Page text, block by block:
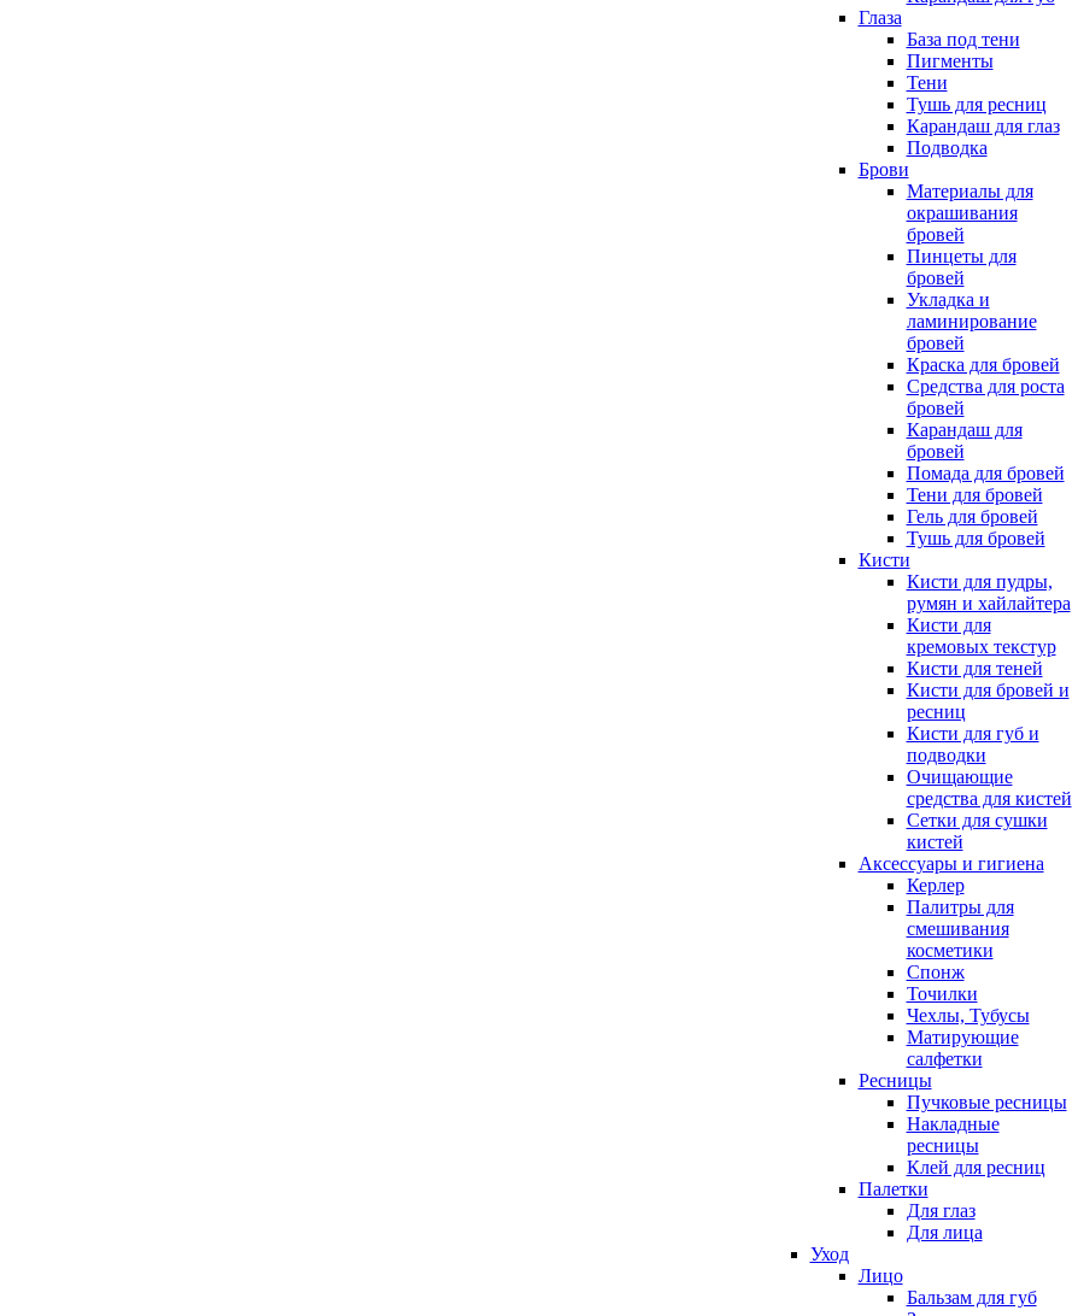
Глаза
База под тени
Пигменты
Тени
Тушь для ресниц
Карандаш для глаз
Подводка
Брови
Материалы для
окрашивания
бровей
Пинцеты для
бровей
Укладка и
ламинирование
бровей
Краска для бровей
Средства для роста
бровей
Карандаш для
бровей
Помада для бровей
Тени для бровей
Гель для бровей
Тушь для бровей
Кисти
Кисти для пудры,
румян и хайлайтера
Кисти для
кремовых текстур
Кисти для теней
Кисти для бровей и
ресниц
Кисти для губ и
подводки
Очищающие
средства для кистей
Сетки для сушки
кистей
Аксессуары и гигиена
Керлер
Палитры для
смешивания
косметики
Спонж
Точилки
Чехлы, Тубусы
Матирующие
салфетки
Ресницы
Пучковые ресницы
Накладные
ресницы
Клей для ресниц
Палетки
Для глаз
Для лица
Уход
Лицо
Бальзам для губ